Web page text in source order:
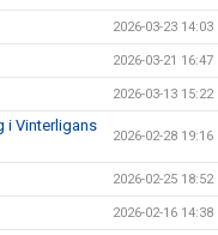
2026-03-23 14:03
2026-03-21 16:47
2026-03-13 15:22
i Vinterligans
2026-02-28 19:16
2026-02-25 18:52
2026-02-16 14:38